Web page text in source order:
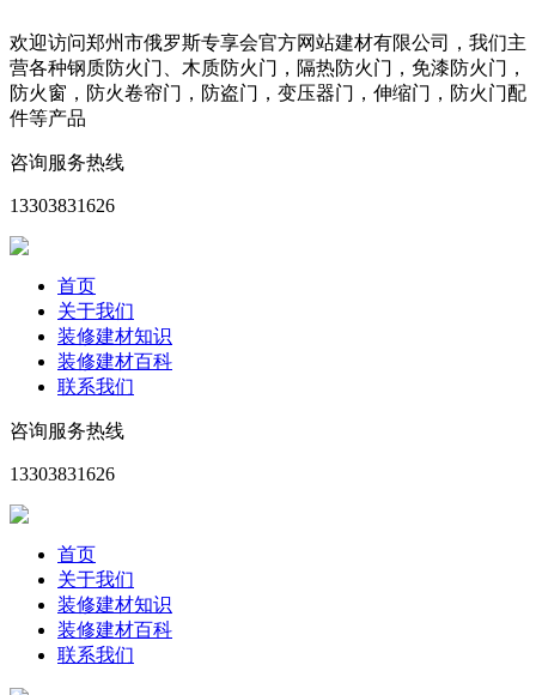
欢迎访问郑州市俄罗斯专享会官方网站建材有限公司，我们主
营各种钢质防火门、木质防火门，隔热防火门，免漆防火门，
防火窗，防火卷帘门，防盗门，变压器门，伸缩门，防火门配
件等产品
咨询服务热线
13303831626
首页
关于我们
装修建材知识
装修建材百科
联系我们
咨询服务热线
13303831626
首页
关于我们
装修建材知识
装修建材百科
联系我们